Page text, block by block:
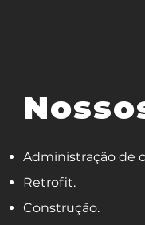
Administração de
Retrofit.
Construção.